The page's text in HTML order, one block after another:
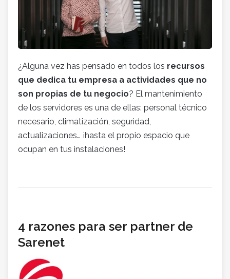
¿Alguna vez has pensado en todos los recursos
que dedica tu empresa a actividades que no
son propias de tu negocio? El mantenimiento
de los servidores es una de ellas: personal técnico
necesario, climatización, seguridad,
actualizaciones… ¡hasta el propio espacio que
ocupan en tus instalaciones!
4 razones para ser partner de
Sarenet